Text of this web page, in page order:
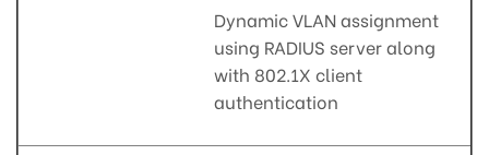
Dynamic VLAN assignment
using RADIUS server along
with 802.1X client
authentication